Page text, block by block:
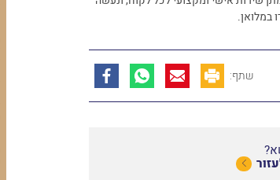
במלואן.
שתף: